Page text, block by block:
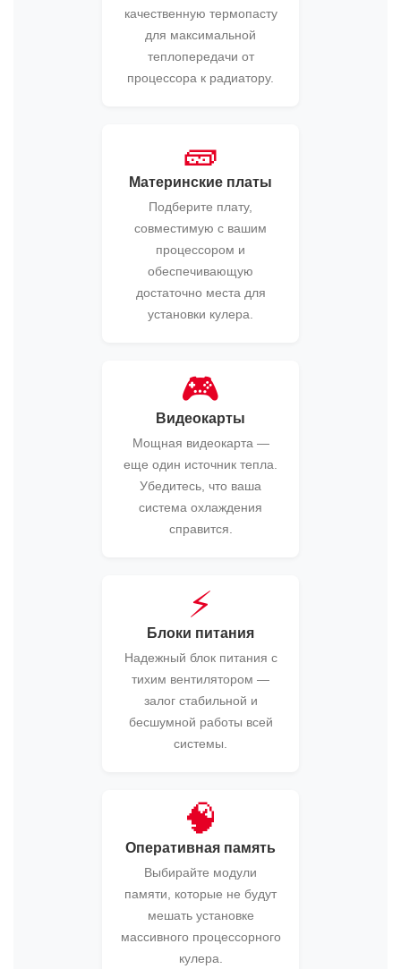
качественную термопасту
для максимальной
теплопередачи от
процессора к радиатору.
🧱
Материнские платы
Подберите плату,
совместимую с вашим
процессором и
обеспечивающую
достаточно места для
установки кулера.
🎮
Видеокарты
Мощная видеокарта —
еще один источник тепла.
Убедитесь, что ваша
система охлаждения
справится.
⚡
Блоки питания
Надежный блок питания с
тихим вентилятором —
залог стабильной и
бесшумной работы всей
системы.
🧠
Оперативная память
Выбирайте модули
памяти, которые не будут
мешать установке
массивного процессорного
кулера.